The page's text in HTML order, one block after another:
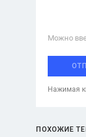
Можно
Нажимая
ПОХОЖИЕ